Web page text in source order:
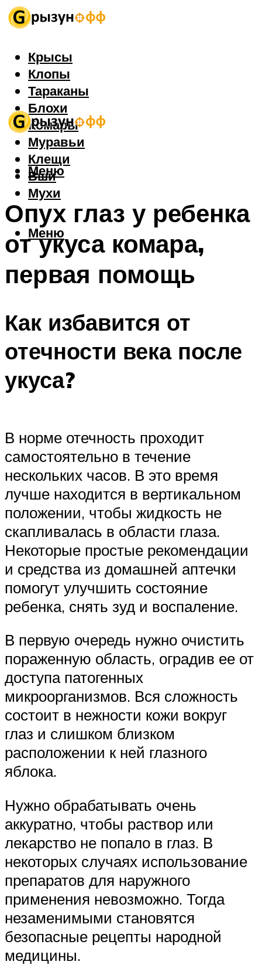
Крысы
Клопы
Тараканы
Блохи
Комары
Муравьи
Клещи
Вши
Мухи
Меню
Меню
Опух глаз у ребенка
от укуса комара,
первая помощь
Как избавится от
отечности века после
укуса?
В норме отечность проходит
самостоятельно в течение
нескольких часов. В это время
лучше находится в вертикальном
положении, чтобы жидкость не
скапливалась в области глаза.
Некоторые простые рекомендации
и средства из домашней аптечки
помогут улучшить состояние
ребенка, снять зуд и воспаление.
В первую очередь нужно очистить
пораженную область, оградив ее от
доступа патогенных
микроорганизмов. Вся сложность
состоит в нежности кожи вокруг
глаз и слишком близком
расположении к ней глазного
яблока.
Нужно обрабатывать очень
аккуратно, чтобы раствор или
лекарство не попало в глаз. В
некоторых случаях использование
препаратов для наружного
применения невозможно. Тогда
незаменимыми становятся
безопасные рецепты народной
медицины.